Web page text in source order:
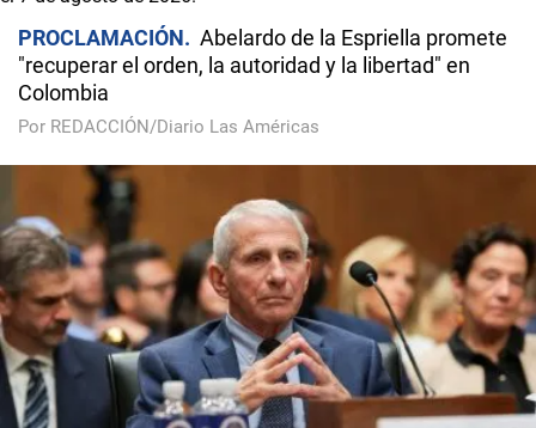
PROCLAMACIÓN
Abelardo de la Espriella promete
"recuperar el orden, la autoridad y la libertad" en
Colombia
Por REDACCIÓN/Diario Las Américas